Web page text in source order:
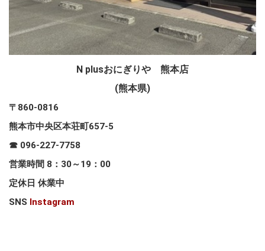
N plusおにぎりや 熊本店
(熊本県)
〒860-0816
熊本市中央区本荘町657-5
☎ 096-227-7758
営業時間 8：30～19：00
定休日 休業中
SNS Instagram